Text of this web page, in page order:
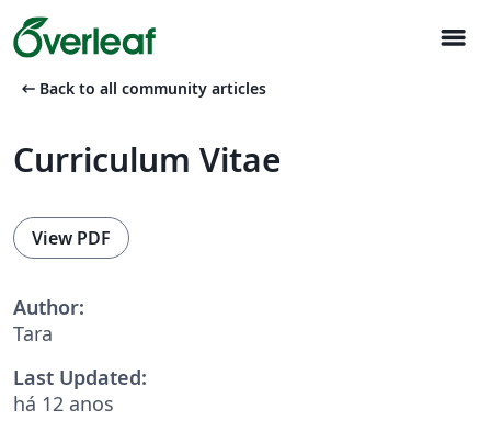
menu
arrow_left_alt Back to all community articles
Curriculum Vitae
View PDF
Author:
Tara
Last Updated:
há 12 anos